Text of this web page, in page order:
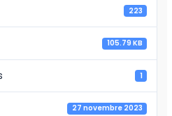
223
105.79 KB
1
27 novembre 2023